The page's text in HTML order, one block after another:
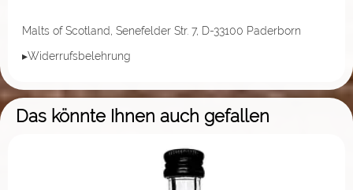
Malts of Scotland, Senefelder Str. 7, D-33100 Paderborn
▸Widerrufsbelehrung
Das könnte Ihnen auch gefallen